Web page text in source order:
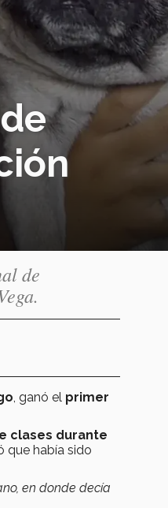
de
, ganó el primer
clases durante
que había sido
en donde decía